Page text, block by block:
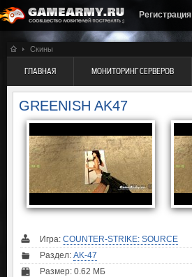
Регистрация
Скины
ГЛАВНАЯ МОНИТОРИНГ СЕРВЕРОВ
GREENISH AK47
Игра: COUNTER-STRIKE: SOURCE
Раздел: AK-47
Размер: 0.62 МБ